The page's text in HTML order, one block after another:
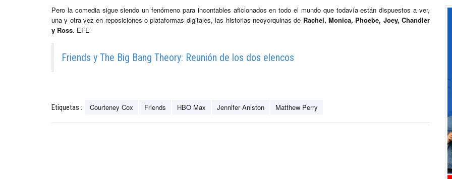
Pero la comedia sigue siendo un fenómeno para incontables aficionados en todo el mundo que todavía están dispuestos a ver,
una y otra vez en reposiciones o plataformas digitales, las historias neoyorquinas de Rachel, Monica, Phoebe, Joey, Chandler
y Ross. EFE
Friends y The Big Bang Theory: Reunión de los dos elencos
Etiquetas : Courteney Cox Friends HBO Max Jennifer Aniston Matthew Perry